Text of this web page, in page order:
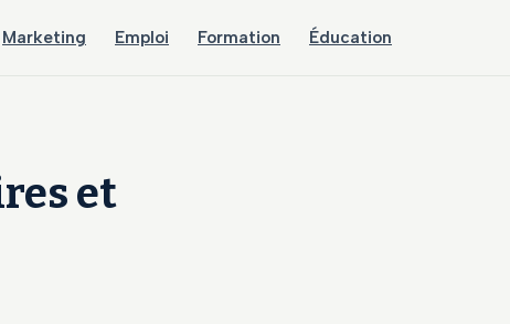
Marketing Emploi Formation Éducation
et